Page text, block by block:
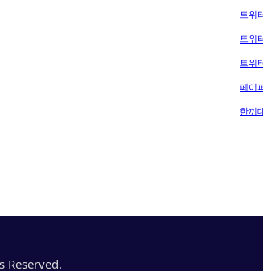
트위
트위
트위
페이
한끼
Reserved.